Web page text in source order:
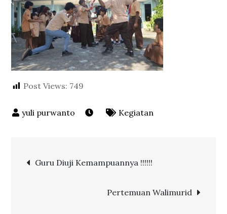
Post Views: 749
Kegiatan
Post
navigation
Guru Diuji Kemampuannya !!!!!!
Pertemuan Walimurid